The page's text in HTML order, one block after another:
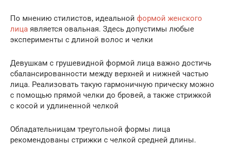
По мнению стилистов, идеальной формой женского
лица является овальная. Здесь допустимы любые
эксперименты с длиной волос и челки
Девушкам с грушевидной формой лица важно достичь
сбалансированности между верхней и нижней частью
лица. Реализовать такую гармоничную прическу можно
с помощью прямой челки до бровей, а также стрижкой
с косой и удлиненной челкой
Обладательницам треугольной формы лица
рекомендованы стрижки с челкой средней длины.